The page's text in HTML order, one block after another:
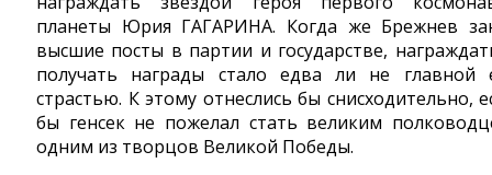
планеты Юрия ГАГАРИНА. Когда же Брежнев
высшие посты в партии и государстве,
получать награды стало едва ли не главной
страстью. К этому отнеслись бы снисходительно,
бы генсек не пожелал стать великим
одним из творцов Великой Победы.